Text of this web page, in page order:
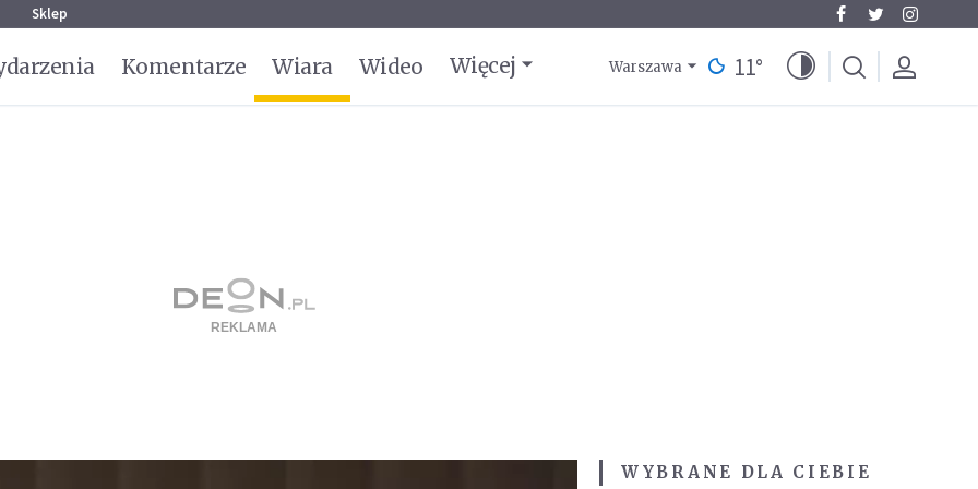
Sklep
Komentarze Wiara Wideo Więcej Warszawa 11°
WYBRANE DLA CIEBIE